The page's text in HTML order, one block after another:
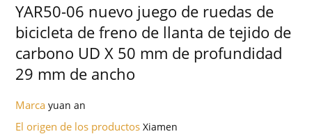
YAR50-06 nuevo juego de ruedas de
bicicleta de freno de llanta de tejido de
carbono UD X 50 mm de profundidad
29 mm de ancho
Marcayuan an
El origen de los productosXiamen